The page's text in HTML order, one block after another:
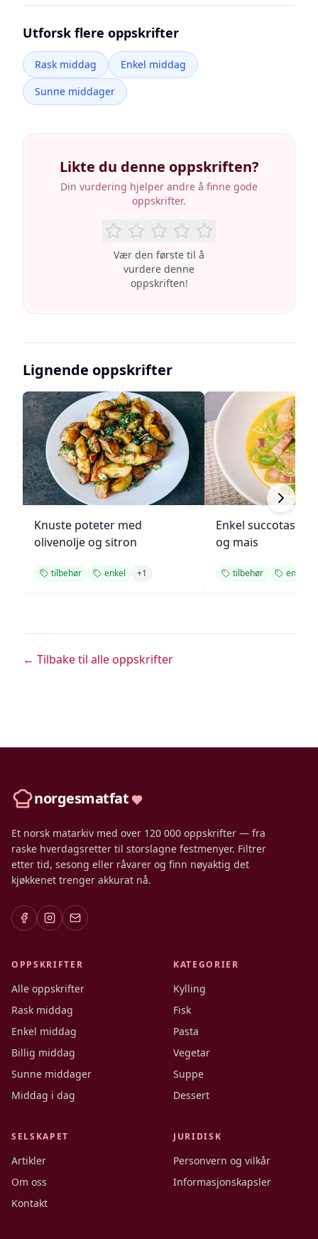
Utforsk flere oppskrifter
Rask middag
Enkel middag
Sunne middager
Likte du denne oppskriften?
Din vurdering hjelper andre å finne gode
oppskrifter.
Vær den første til å
vurdere denne
oppskriften!
Lignende oppskrifter
Knuste poteter med
olivenolje og sitron
tilbehør enkel +1
Enkel succotash
og mais
tilbehør enkel
← Tilbake til alle oppskrifter
norgesmatfat
Et norsk matarkiv med over 120 000 oppskrifter — fra
raske hverdagsretter til storslagne festmenyer. Filtrer
etter tid, sesong eller råvarer og finn nøyaktig det
kjøkkenet trenger akkurat nå.
OPPSKRIFTER
Alle oppskrifter
Rask middag
Enkel middag
Billig middag
Sunne middager
Middag i dag
KATEGORIER
Kylling
Fisk
Pasta
Vegetar
Suppe
Dessert
SELSKAPET
Artikler
Om oss
Kontakt
JURIDISK
Personvern og vilkår
Informasjonskapsler